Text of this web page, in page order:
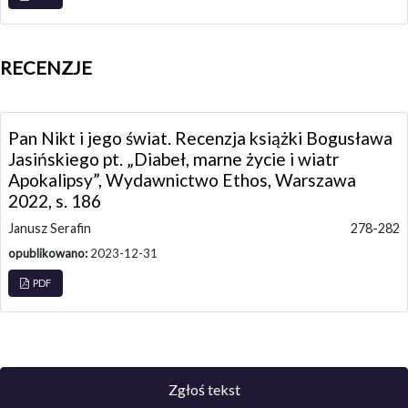
RECENZJE
Pan Nikt i jego świat. Recenzja książki Bogusława
Jasińskiego pt. „Diabeł, marne życie i wiatr
Apokalipsy”, Wydawnictwo Ethos, Warszawa
2022, s. 186
Janusz Serafin 278-282
opublikowano: 2023-12-31
PDF
Zgłoś tekst